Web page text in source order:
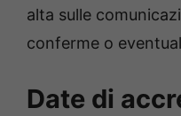
alta sulle
conferme o
Date di